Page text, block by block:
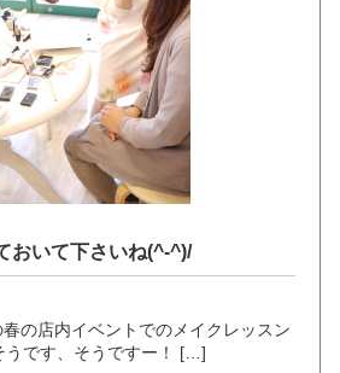
おいて下さいね(^-^)/
の店内イベントでのメイクレッスン
うです、そうですー！ […]